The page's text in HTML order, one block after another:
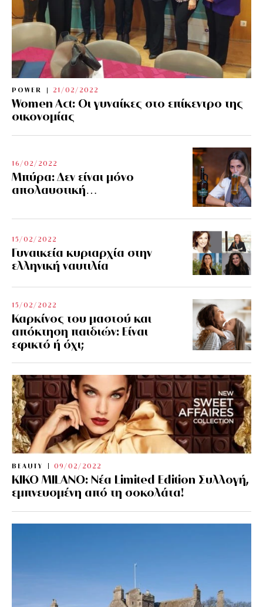
POWER 21/02/2022
Women Act: Οι γυναίκες στο επίκεντρο της
οικονομίας
16/02/2022
Μπύρα: Δεν είναι μόνο
απολαυστική…
15/02/2022
Γυναικεία κυριαρχία στην
ελληνική ναυτιλία
15/02/2022
Καρκίνος του μαστού και
απόκτηση παιδιών: Είναι
εφικτό ή όχι;
BEAUTY 09/02/2022
KIKO MILANO: Νέα Limited Edition Συλλογή,
εμπνευσμένη από τη σοκολάτα!